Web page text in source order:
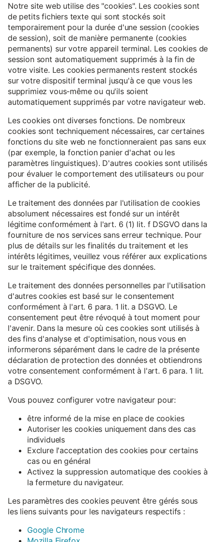
Notre site web utilise des "cookies". Les cookies sont
de petits fichiers texte qui sont stockés soit
temporairement pour la durée d'une session (cookies
de session), soit de manière permanente (cookies
permanents) sur votre appareil terminal. Les cookies de
session sont automatiquement supprimés à la fin de
votre visite. Les cookies permanents restent stockés
sur votre dispositif terminal jusqu'à ce que vous les
supprimiez vous-même ou qu'ils soient
automatiquement supprimés par votre navigateur web.
Les cookies ont diverses fonctions. De nombreux
cookies sont techniquement nécessaires, car certaines
fonctions du site web ne fonctionneraient pas sans eux
(par exemple, la fonction panier d'achat ou les
paramètres linguistiques). D'autres cookies sont utilisés
pour évaluer le comportement des utilisateurs ou pour
afficher de la publicité.
Le traitement des données par l'utilisation de cookies
absolument nécessaires est fondé sur un intérêt
légitime conformément à l'art. 6 (1) lit. f DSGVO dans la
fourniture de nos services sans erreur technique. Pour
plus de détails sur les finalités du traitement et les
intérêts légitimes, veuillez vous référer aux explications
sur le traitement spécifique des données.
Le traitement des données personnelles par l'utilisation
d'autres cookies est basé sur le consentement
conformément à l'art. 6 para. 1 lit. a DSGVO. Le
consentement peut être révoqué à tout moment pour
l'avenir. Dans la mesure où ces cookies sont utilisés à
des fins d'analyse et d'optimisation, nous vous en
informerons séparément dans le cadre de la présente
déclaration de protection des données et obtiendrons
votre consentement conformément à l'art. 6 para. 1 lit.
a DSGVO.
Vous pouvez configurer votre navigateur pour:
être informé de la mise en place de cookies
Autoriser les cookies uniquement dans des cas
individuels
Exclure l'acceptation des cookies pour certains
cas ou en général
Activez la suppression automatique des cookies à
la fermeture du navigateur.
Les paramètres des cookies peuvent être gérés sous
les liens suivants pour les navigateurs respectifs :
Google Chrome